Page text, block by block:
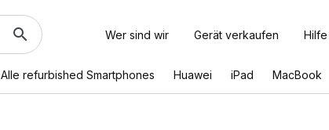
Wer sind wir Gerät verkaufen Hilfe
Alle refurbished Smartphones Huawei iPad MacBook